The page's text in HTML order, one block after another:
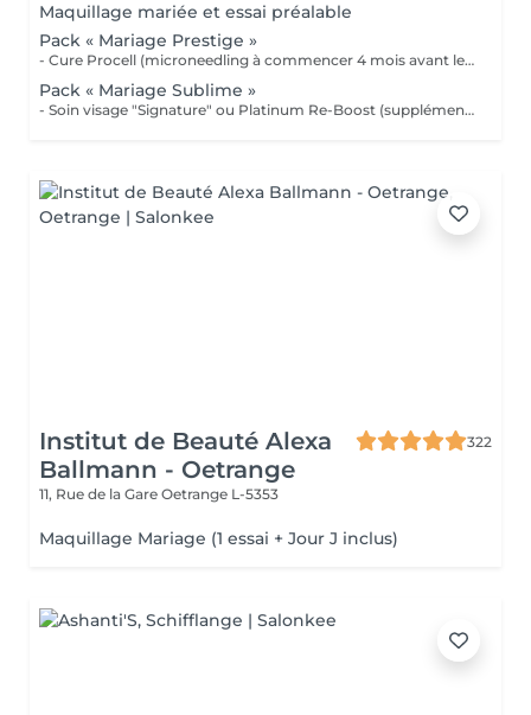
Maquillage mariée et essai préalable
Pack « Mariage Prestige »
- Cure Procell (microneedling à commencer 4 mois avant le jour J) ou cure Soin Signature. - Gommage du corps et massage 1h : 1 semaine avant le jour J - Beauté des mains et beauté des pieds (vernis semi permanent en supplément) : 2 jours avant le jour J - Maquillage Mariée, le jour J + essai à votre convenance - Épilations au choix, 2 jours avant le jour J 1099€ au lieu de 1435€
Pack « Mariage Sublime »
- Soin visage "Signature" ou Platinum Re-Boost (supplément de 25€) - Gommage du corps - Massage détente dos et épaules - Beauté des pieds et vernis simple (semi permanent + 6€) - Beauté des mains et vernis classique (semi permanent + 15€) - Maquillage Mariée + essai préalable - Épilations au choix (cire classique) Forfait à planifier avec votre esthéticienne 599€ au lieu de 728€
Institut de Beauté Alexa
Ballmann - Oetrange
322
11, Rue de la Gare Oetrange L-5353
Maquillage Mariage (1 essai + Jour J inclus)